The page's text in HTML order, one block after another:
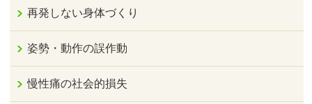
再発しない身体づくり
姿勢・動作の誤作動
慢性痛の社会的損失